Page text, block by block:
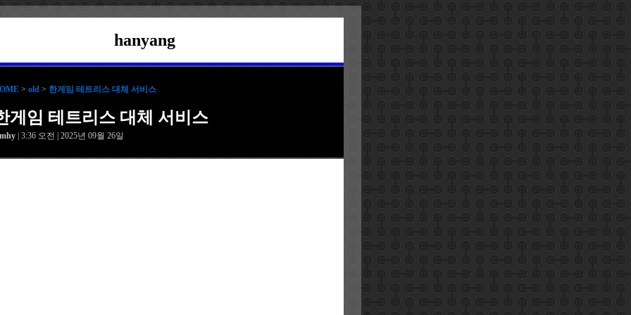
hanyang
> old > 한게임 테트리스 대체 서비스
게임 테트리스 대체 서비스
| 3:36 오전 | 2025년 09월 26일